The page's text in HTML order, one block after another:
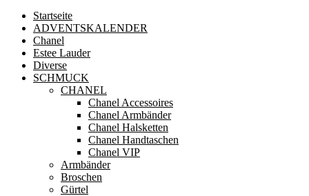
Startseite
ADVENTSKALENDER
Chanel
Estee Lauder
Diverse
SCHMUCK
CHANEL
Chanel Accessoires
Chanel Armbänder
Chanel Halsketten
Chanel Handtaschen
Chanel VIP
Armbänder
Broschen
Gürtel